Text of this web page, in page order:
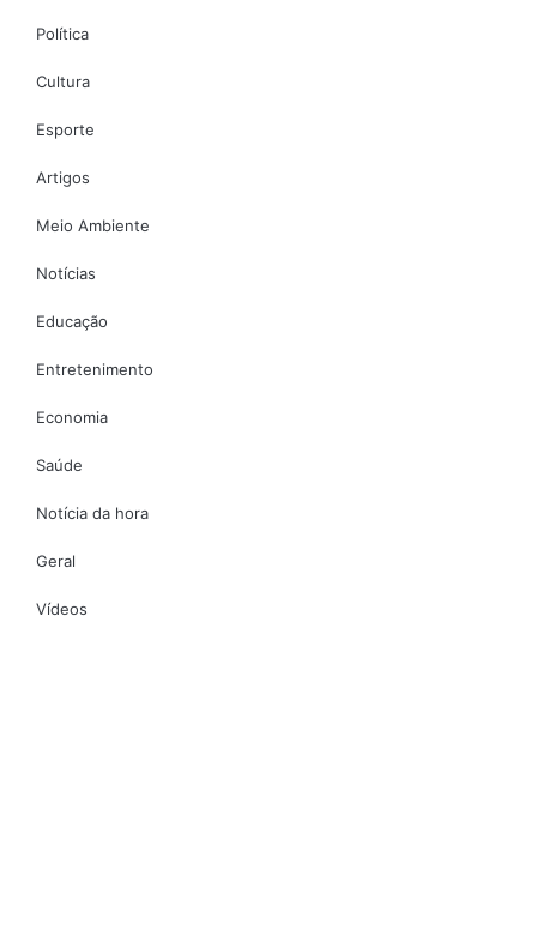
Política
Cultura
Esporte
Artigos
Meio Ambiente
Notícias
Educação
Entretenimento
Economia
Saúde
Notícia da hora
Geral
Vídeos